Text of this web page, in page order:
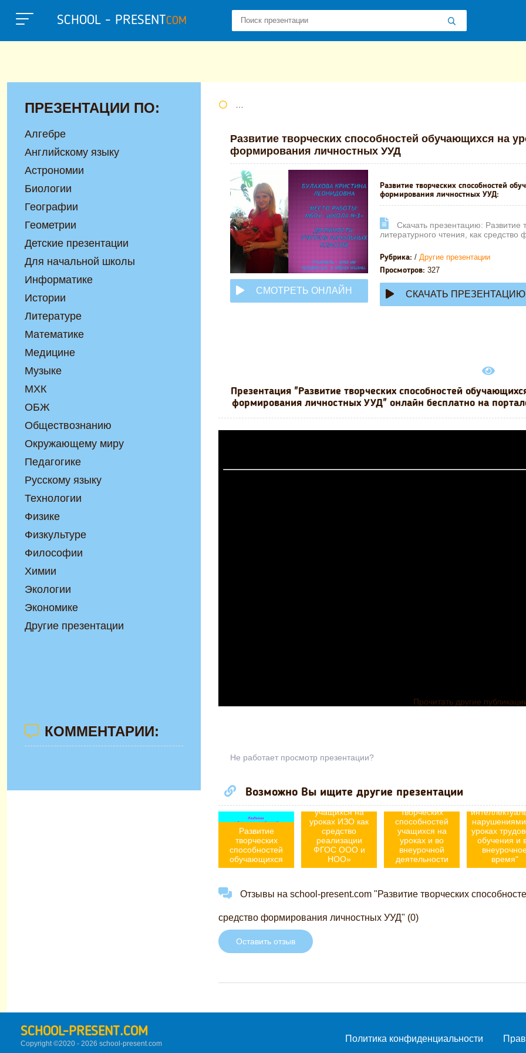
SCHOOL - PRESENTCOM
Развитие творческих способностей обучающихся на
формирования личностных УУД
СМОТРЕТЬ ОНЛАЙН
Развитие творческих способностей
формирования личностных УУД:
Cкачать презентацию:
литературного чтения, как
Рубрика: / Другие презентации
Просмотров: 327
СКАЧАТЬ ПРЕЗЕНТАЦИЮ
Презентация "Развитие творческих способностей
формирования личностных УУД" онлайн бесплатно на
Прочитать другие
Не работает просмотр презентации?
Возможно Вы ищите другие презентации
Развитие
творческих
способностей
обучающихся
творческих
способностей
учащихся на
уроках ИЗО как
средство
реализации
ФГОС ООО и
НОО»
Развитие
творческих
способностей
учащихся на
уроках и во
внеурочной
деятельности
аппарата с
уроках
обучения и
время"
Отзывы на school-present.com "Развитие творческих
средство формирования личностных УУД" (0)
Оставить отзыв
ПРЕЗЕНТАЦИИ ПО:
Алгебре
Английскому языку
Астрономии
Биологии
Географии
Геометрии
Детские презентации
Для начальной школы
Информатике
Истории
Литературе
Математике
Медицине
Музыке
МХК
ОБЖ
Обществознанию
Окружающему миру
Педагогике
Русскому языку
Технологии
Физике
Физкультуре
Философии
Химии
Экологии
Экономике
Другие презентации
КОММЕНТАРИИ:
SCHOOL-PRESENT.COM
Copyright ©2020 - 2026 school-present.com Политика конфиденциальности